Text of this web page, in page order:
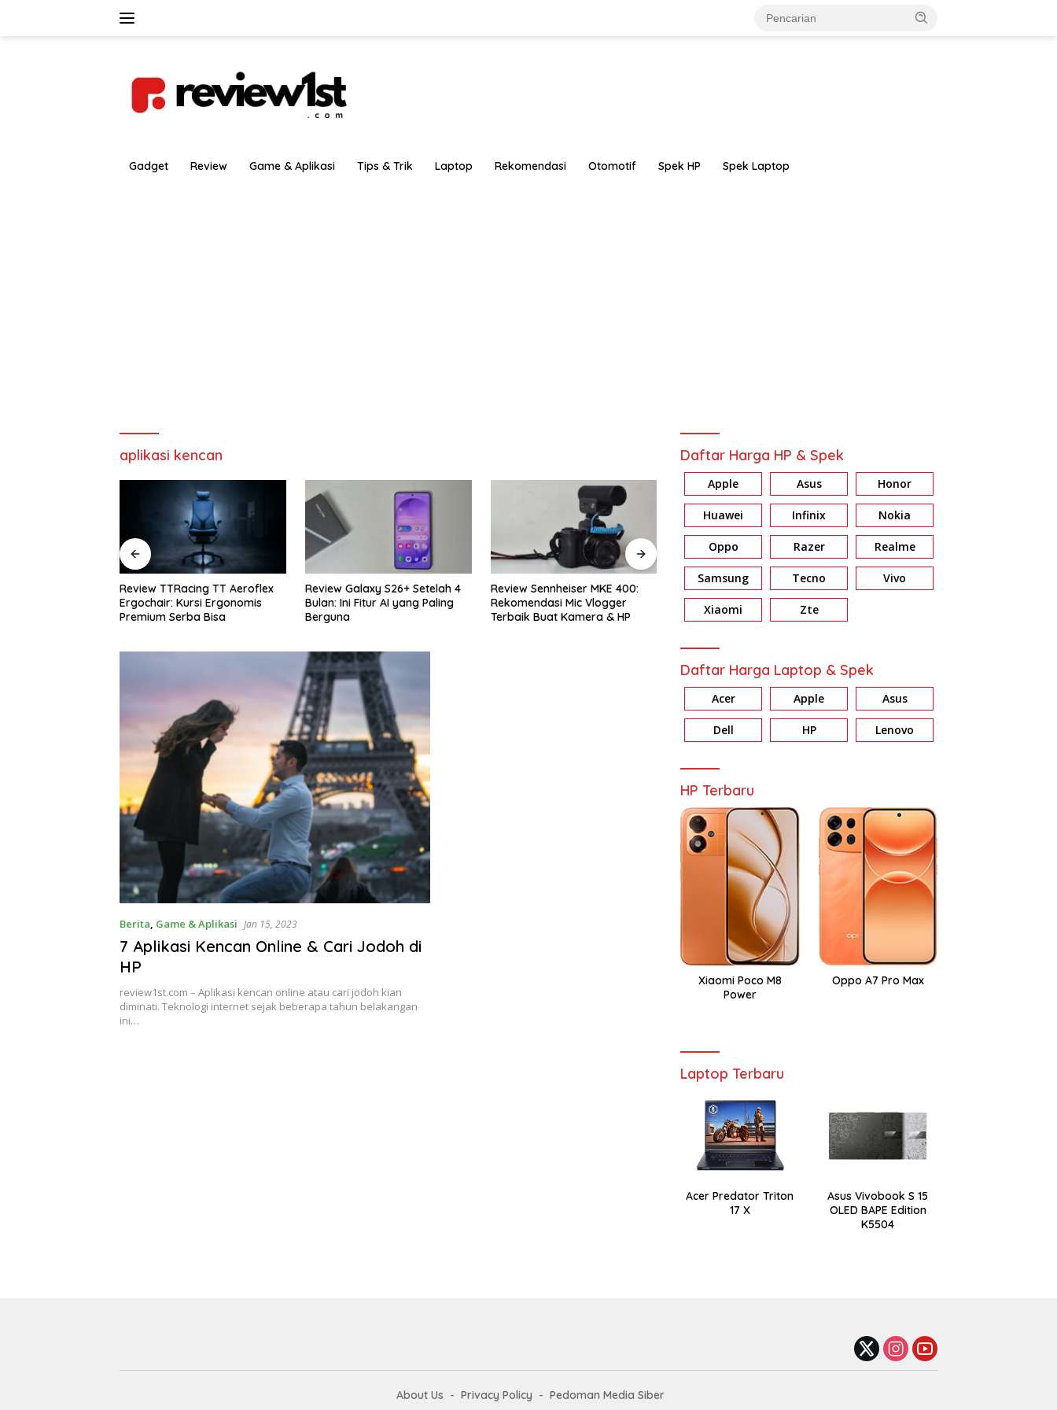
Gadget Review Game & Aplikasi Tips & Trik Laptop Rekomendasi Otomotif Spek HP Spek Laptop
aplikasi kencan
Review Galaxy S26+ Setelah 4
Bulan: Ini Fitur AI yang Paling
Berguna
Review Sennheiser MKE 400:
Rekomendasi Mic Vlogger
Terbaik Buat Kamera & HP
Review Xiaomi Smart Band 10
Pro: Harga Sejutaan, Fiturnya
Bikin Nagih!
Review HONOR X7d: Baterai &
Memori Jumbo, Harga Masuk
Review Galaxy A37 5G:
Berita Game & Aplikasi Jan 15, 2023
7 Aplikasi Kencan Online & Cari Jodoh di
HP
review1st.com – Aplikasi kencan online atau cari jodoh kian
diminati. Teknologi internet sejak beberapa tahun belakangan
ini…
Daftar Harga HP & Spek
Apple Asus Honor
Huawei Infinix Nokia
Oppo Razer Realme
Samsung Tecno Vivo
Xiaomi Zte
Daftar Harga Laptop & Spek
Acer Apple Asus
Dell HP Lenovo
HP Terbaru
Xiaomi Poco M8
Power
Oppo A7 Pro Max
Laptop Terbaru
Acer Predator Triton
17 X
Asus Vivobook S 15
OLED BAPE Edition
K5504
About Us Privacy Policy
Pedoman Media Siber